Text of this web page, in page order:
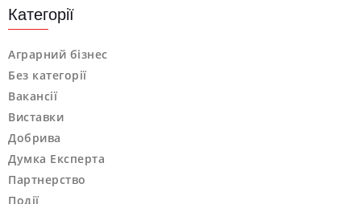
Категорії
Аграрний бізнес
Без категорії
Вакансії
Виставки
Добрива
Думка Експерта
Партнерство
Події